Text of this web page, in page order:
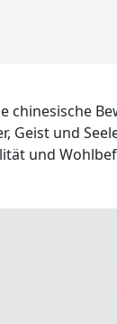
chinesische
und
und